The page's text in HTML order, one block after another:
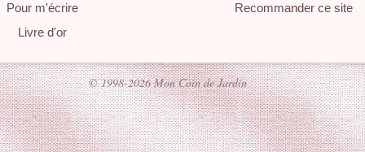
Pour m'écrire
Livre d'or
Recommander ce site
© 1998-2026 Mon Coin de Jardin